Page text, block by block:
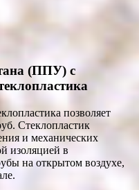
(ППУ) с
позволяет
Стеклопластик
и механических
изоляцией в
на открытом воздухе,